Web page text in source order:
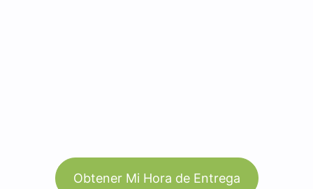
Obtener Mi Hora de Entrega